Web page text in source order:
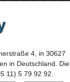
4, in 30627
in Deutschland
Die
11) 5 79 92 92